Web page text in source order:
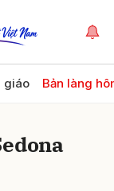
giáo Bản làng